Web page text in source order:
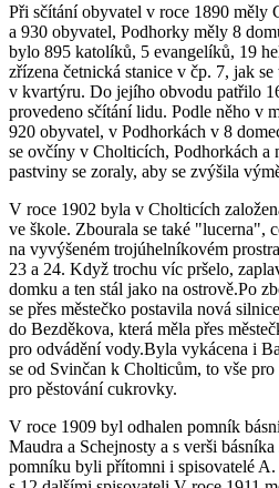
Při sčítání obyvatel v roce 1890 měly
a 930 obyvatel, Podhorky měly 8
bylo 895 katolíků, 5 evangelíků, 19
zřízena četnická stanice v čp. 7, jak
v kvartýru. Do jejího obvodu patřilo
provedeno sčítání lidu. Podle něho v
920 obyvatel, v Podhorkách v 8
se ovčíny v Cholticích, Podhorkách a
pastviny se zoraly, aby se zvýšila
V roce 1902 byla v Cholticích
ve škole. Zbourala se také "lucerna",
na vyvýšeném trojúhelníkovém
23 a 24. Když trochu víc pršelo,
domku a ten stál jako na ostrově.Po
se přes městečko postavila nová
do Bezděkova, která měla přes
pro odvádění vody.Byla vykácena i
se od Svinčan k Cholticům, to vše
pro pěstování cukrovky.
V roce 1909 byl odhalen pomník
Maudra a Schejnosty a s verši
pomníku byli přítomni i spisovatelé A.